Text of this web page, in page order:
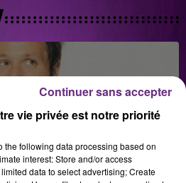
vie privée est notre priorité
the following data processing based on
interest: Store and/or access
data to select advertising; Create
Continuer sans accepter